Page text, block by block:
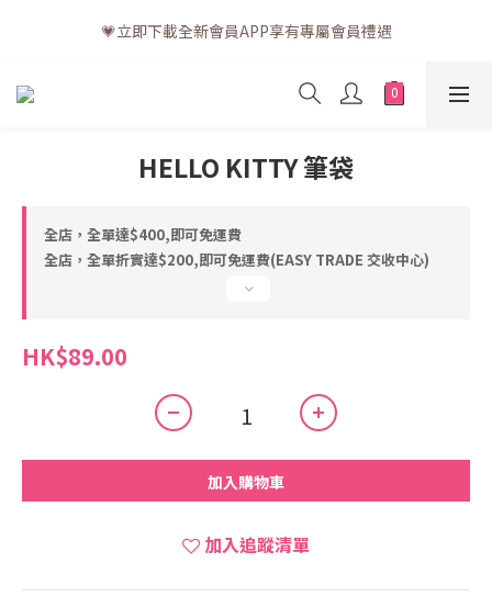
💗訂單一般送貨時間為3至5個工作天 (星期六、日及公眾假期並非
工作天)
💗立即下載全新會員APP享有專屬會員禮遇
💗訂單一般送貨時間為3至5個工作天 (星期六、日及公眾假期並非
HELLO KITTY 筆袋
全店，全單達$400,即可免運費
全店，全單折實達$200,即可免運費(EASY TRADE 交收中心)
HK$89.00
加入購物車
加入追蹤清單